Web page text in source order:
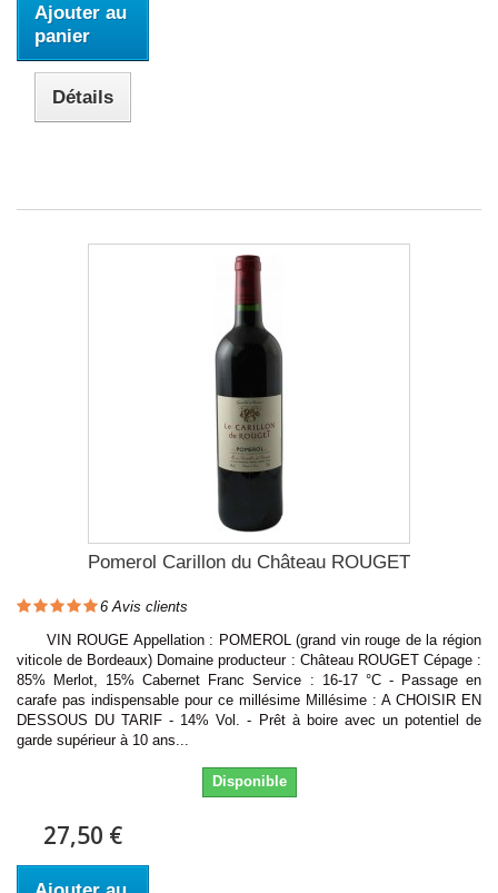
Ajouter au
panier
Détails
Pomerol Carillon du Château ROUGET
6 Avis clients
VIN ROUGE Appellation : POMEROL (grand vin rouge de la région
viticole de Bordeaux) Domaine producteur : Château ROUGET Cépage :
85% Merlot, 15% Cabernet Franc Service : 16-17 °C - Passage en
carafe pas indispensable pour ce millésime Millésime : A CHOISIR EN
DESSOUS DU TARIF - 14% Vol. - Prêt à boire avec un potentiel de
garde supérieur à 10 ans...
Disponible
27,50 €